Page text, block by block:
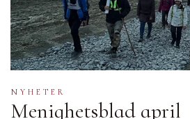
NYHETER
Menighetsblad april